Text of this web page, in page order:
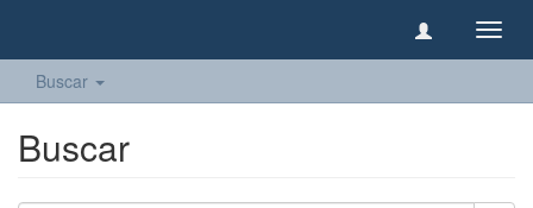
Buscar
Buscar